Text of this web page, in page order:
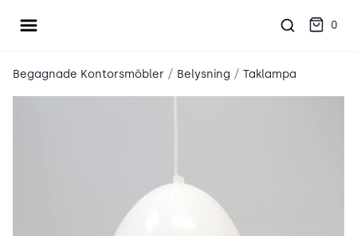
Öppna meny 0
Begagnade Kontorsmöbler / Belysning / Taklampa